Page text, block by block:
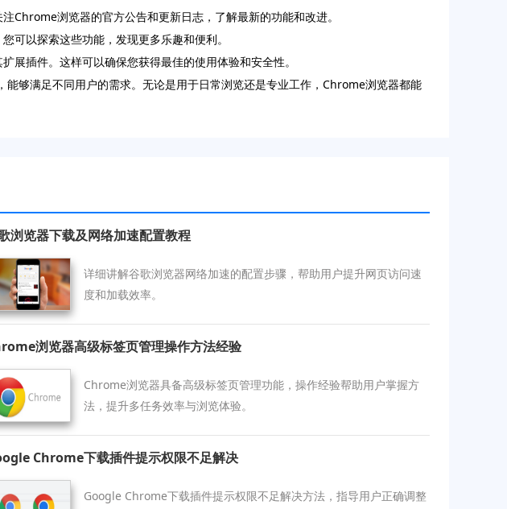
Chrome浏览器的官方公告和更新日志，了解最新的功能和改进。
可以探索这些功能，发现更多乐趣和便利。
插件。这样可以确保您获得最佳的使用体验和安全性。
够满足不同用户的需求。无论是用于日常浏览还是专业工作，Chrome浏览器都能
浏览器下载及网络加速配置教程
详细讲解谷歌浏览器网络加速的配置步骤，帮助用户提升网页访问速
度和加载效率。
浏览器高级标签页管理操作方法经验
Chrome浏览器具备高级标签页管理功能，操作经验帮助用户掌握方
法，提升多任务效率与浏览体验。
Chrome下载插件提示权限不足解决
Google Chrome下载插件提示权限不足解决方法，指导用户正确调整